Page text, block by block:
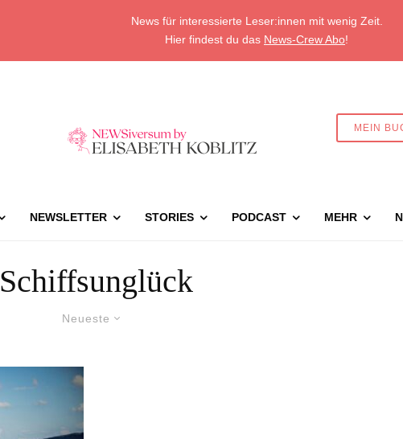
News für interessierte Leser:innen mit wenig Zeit.
Hier findest du das News-Crew Abo!
MEIN
NEWSLETTER STORIES PODCAST MEHR
Schiffsunglück
Neueste